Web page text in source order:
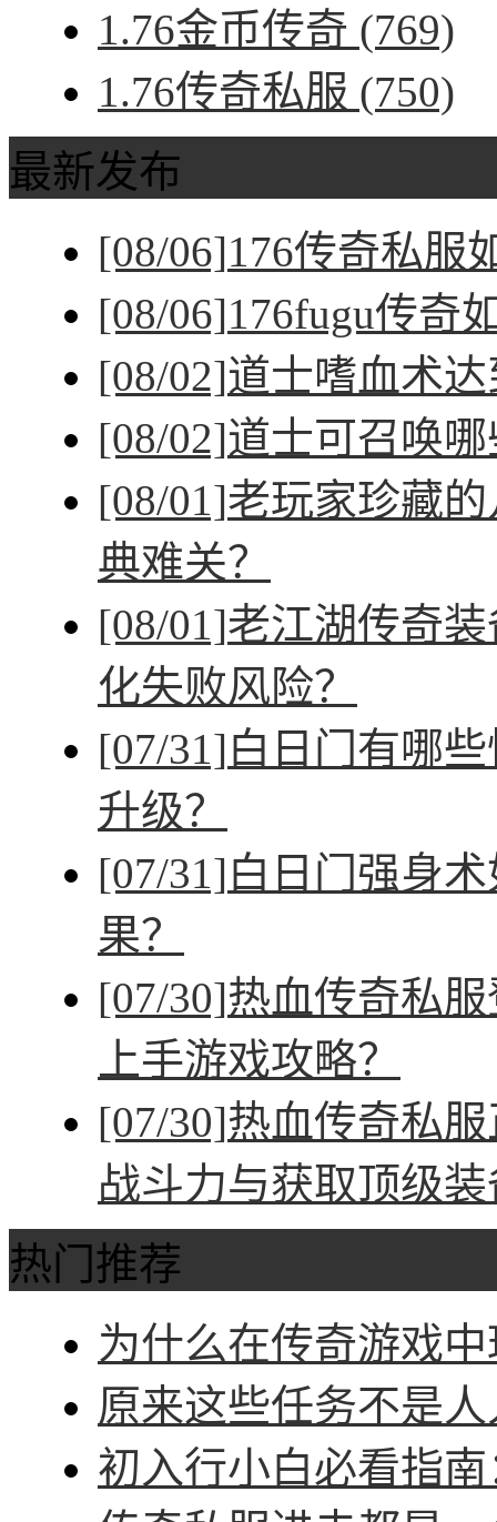
1.76金币传奇 (769)
1.76传奇私服 (750)
最新发布
[08/06]176传奇私服
[08/06]176fugu传奇
[08/02]道士嗜血术
[08/02]道士可召唤
[08/01]老玩家珍藏
典难关？
[08/01]老江湖传奇
化失败风险？
[07/31]白日门有哪
升级？
[07/31]白日门强身
果？
[07/30]热血传奇私
上手游戏攻略？
[07/30]热血传奇私
战斗力与获取顶级
热门推荐
为什么在传奇游戏
原来这些任务不是
初入行小白必看指